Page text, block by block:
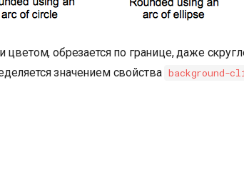
обрезается по границе, даже
значением свойства background-